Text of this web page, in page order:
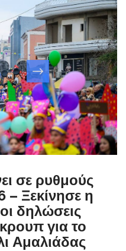
σε ρυθμούς
– Ξεκίνησε η
δηλώσεις
για το
Αμαλιάδας